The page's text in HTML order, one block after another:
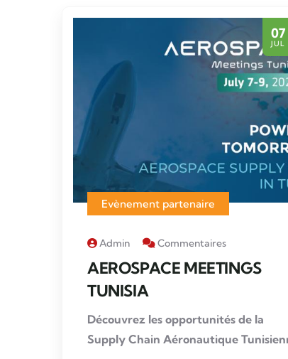
07
JUL
Evènement partenaire
Admin Commentaires
AEROSPACE MEETINGS
TUNISIA
Découvrez les opportunités de la
Supply Chain Aéronautique